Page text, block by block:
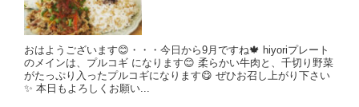
おはようございます😊・・・今日から9月ですね🍁 hiyoriプレート
のメインは、プルコギ になります😊 柔らかい牛肉と、千切り野菜
がたっぷり入ったプルコギになります😋 ぜひお召し上がり下さい
✨ 本日もよろしくお願い...